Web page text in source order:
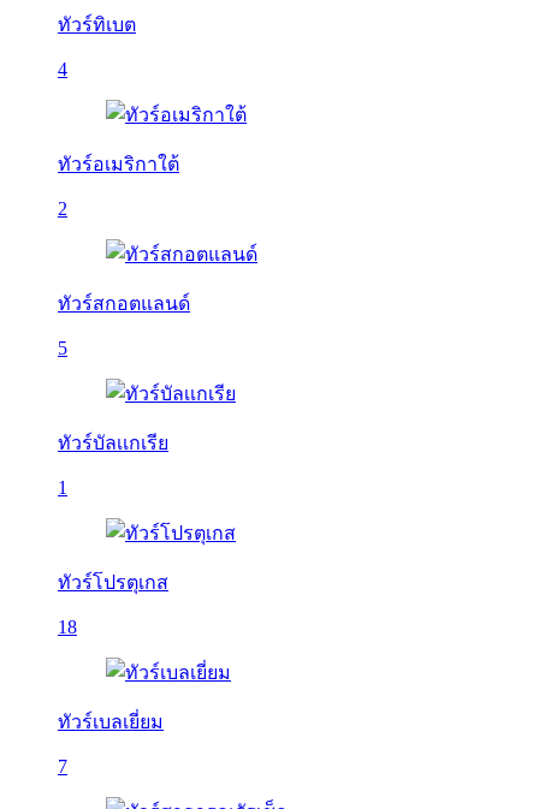
ทัวร์ทิเบต
4
ทัวร์อเมริกาใต้
2
ทัวร์สกอตแลนด์
5
ทัวร์บัลเเกเรีย
1
ทัวร์โปรตุเกส
18
ทัวร์เบลเยี่ยม
7